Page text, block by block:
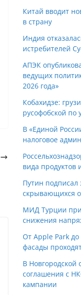
Китай вводит
в страну
Индия
истребителей
АПЭК
ведущих
2026 года»
Кобахидзе:
русофобской по
В «Единой
налоговое
вида продуктов
Путин подписал
скрывающихся
МИД Турции
снижения
От Apple Park
фасады
В Новгородской
соглашения с
кампании